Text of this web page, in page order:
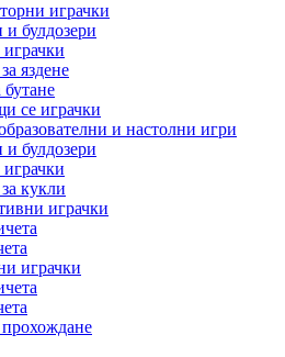
играчки
булдозери
яздене
се играчки
и настолни игри
булдозери
кукли
играчки
играчки